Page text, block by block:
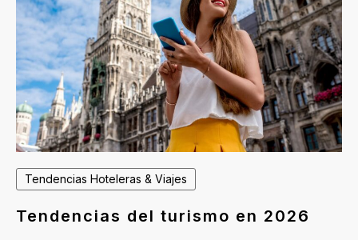
Tendencias Hoteleras & Viajes
Tendencias del turismo en 2026